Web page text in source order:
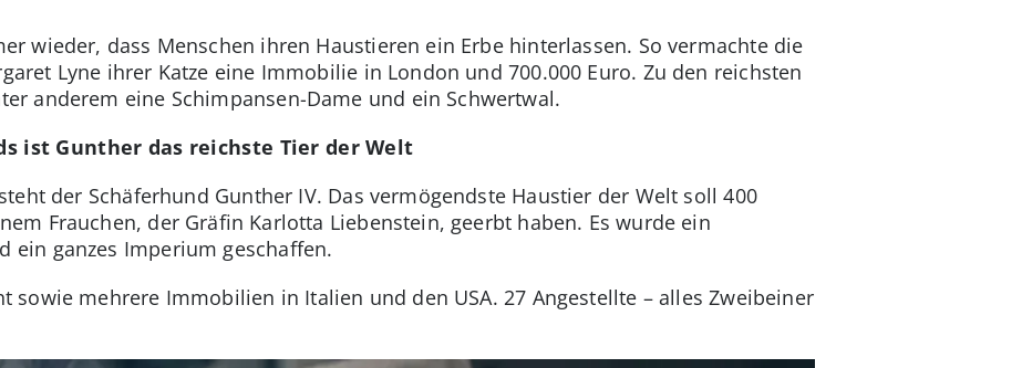
wieder, dass Menschen ihren Haustieren ein Erbe hinterlassen. So vermachte die
Lyne ihrer Katze eine Immobilie in London und 700.000 Euro. Zu den reichsten
anderem eine Schimpansen-Dame und ein Schwertwal.
ist Gunther das reichste Tier der Welt
der Schäferhund Gunther IV. Das vermögendste Haustier der Welt soll 400
Frauchen, der Gräfin Karlotta Liebenstein, geerbt haben. Es wurde ein
ein ganzes Imperium geschaffen.
sowie mehrere Immobilien in Italien und den USA. 27 Angestellte – alles Zweibeiner